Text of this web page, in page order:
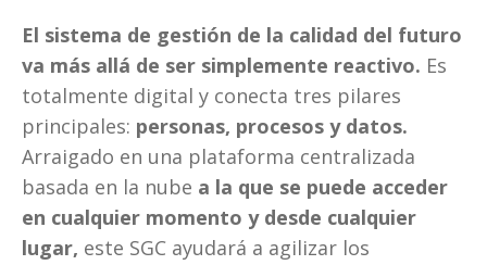
El sistema de gestión de la calidad del futuro
va más allá de ser simplemente reactivo. Es
totalmente digital y conecta tres pilares
principales: personas, procesos y datos.
Arraigado en una plataforma centralizada
basada en la nube a la que se puede acceder
en cualquier momento y desde cualquier
lugar, este SGC ayudará a agilizar los